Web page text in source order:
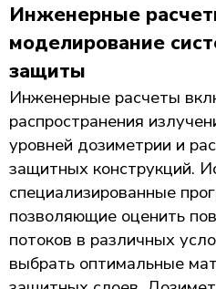
Инженерные
моделирование
защиты
Инженерные расчеты
распространения
уровней дозиметрии и
защитных конструкций.
специализированные
позволяющие оценить
потоков в различных
выбрать оптимальные